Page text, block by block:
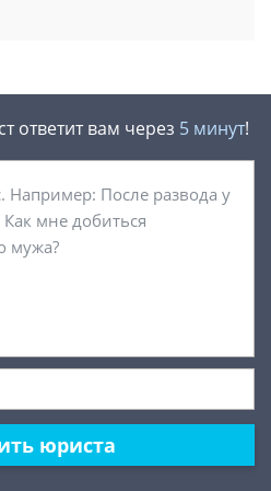
ответит вам через 5 минут!
юриста